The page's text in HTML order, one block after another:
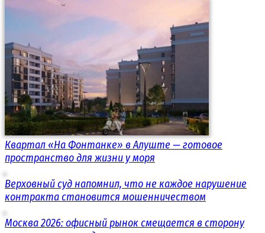
Квартал «На Фонтанке» в Алуште — готовое
пространство для жизни у моря
Верховный суд напомнил, что не каждое нарушение
контракта становится мошенничеством
Москва 2026: офисный рынок смещается в сторону